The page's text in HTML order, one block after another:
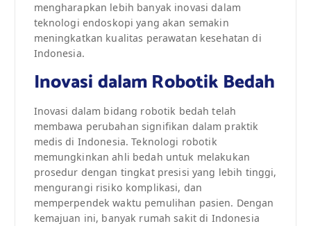
mengharapkan lebih banyak inovasi dalam
teknologi endoskopi yang akan semakin
meningkatkan kualitas perawatan kesehatan di
Indonesia.
Inovasi dalam Robotik Bedah
Inovasi dalam bidang robotik bedah telah
membawa perubahan signifikan dalam praktik
medis di Indonesia. Teknologi robotik
memungkinkan ahli bedah untuk melakukan
prosedur dengan tingkat presisi yang lebih tinggi,
mengurangi risiko komplikasi, dan
memperpendek waktu pemulihan pasien. Dengan
kemajuan ini, banyak rumah sakit di Indonesia